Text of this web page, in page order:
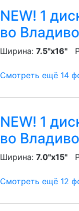
NEW! 1
во
Ширина: 7.5"x16"
Смотреть ещё 14
NEW! 1
во
Ширина: 7.0"x15"
Смотреть ещё 12